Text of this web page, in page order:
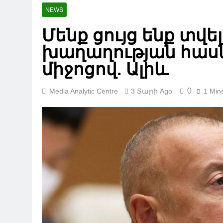
NEWS
Մենք ցույց ենք
խաղաղության
միջոցով. Ալիև
Media Analytic Centre 3 Տարի Ago 0 1